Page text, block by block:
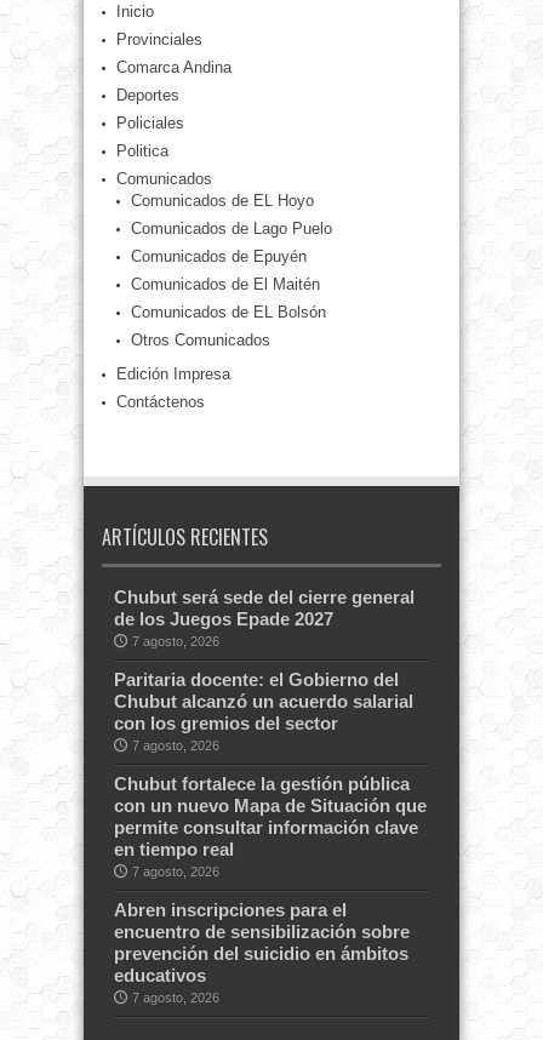
Inicio
Provinciales
Comarca Andina
Deportes
Policiales
Politica
Comunicados
Comunicados de EL Hoyo
Comunicados de Lago Puelo
Comunicados de Epuyén
Comunicados de El Maitén
Comunicados de EL Bolsón
Otros Comunicados
Edición Impresa
Contáctenos
ARTÍCULOS RECIENTES
Chubut será sede del cierre general
de los Juegos Epade 2027
7 agosto, 2026
Paritaria docente: el Gobierno del
Chubut alcanzó un acuerdo salarial
con los gremios del sector
7 agosto, 2026
Chubut fortalece la gestión pública
con un nuevo Mapa de Situación que
permite consultar información clave
en tiempo real
7 agosto, 2026
Abren inscripciones para el
encuentro de sensibilización sobre
prevención del suicidio en ámbitos
educativos
7 agosto, 2026